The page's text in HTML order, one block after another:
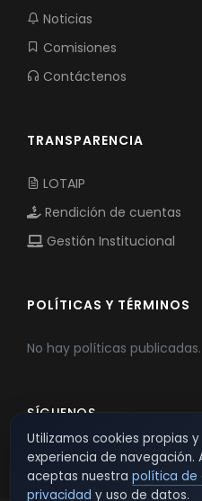
Noticias
Comisiones
Contáctenos
TRANSPARENCIA
LOTAIP
Rendición de cuentas
Gestión Institucional
POLÍTICAS Y TÉRMINOS
No hay políticas publicadas.
SÍGUENOS
Utilizamos cookies propias
experiencia de navegación.
aceptas nuestra política de
privacidad y uso de datos.